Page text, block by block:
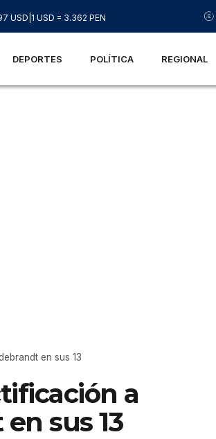
USD 1 USD = 3.362 PEN
DEPORTES POLÍTICA REGIONAL
en sus 13
a
sus 13